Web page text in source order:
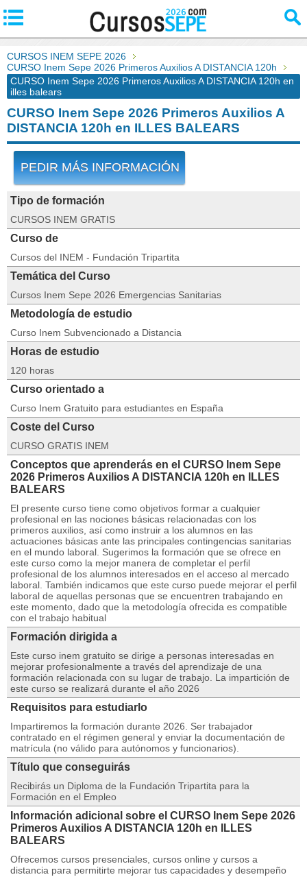
CURSOS INEM SEPE 2026
CURSO Inem Sepe 2026 Primeros Auxilios A DISTANCIA 120h
CURSO Inem Sepe 2026 Primeros Auxilios A DISTANCIA 120h en
illes balears
CURSO Inem Sepe 2026 Primeros Auxilios A
DISTANCIA 120h en ILLES BALEARS
PEDIR MÁS INFORMACIÓN
Tipo de formación
CURSOS INEM GRATIS
Curso de
Cursos del INEM - Fundación Tripartita
Temática del Curso
Cursos Inem Sepe 2026 Emergencias Sanitarias
Metodología de estudio
Curso Inem Subvencionado a Distancia
Horas de estudio
120 horas
Curso orientado a
Curso Inem Gratuito para estudiantes en España
Coste del Curso
CURSO GRATIS INEM
Conceptos que aprenderás en el CURSO Inem Sepe
2026 Primeros Auxilios A DISTANCIA 120h en ILLES
BALEARS
El presente curso tiene como objetivos formar a cualquier
profesional en las nociones básicas relacionadas con los
primeros auxilios, así como instruir a los alumnos en las
actuaciones básicas ante las principales contingencias sanitarias
en el mundo laboral. Sugerimos la formación que se ofrece en
este curso como la mejor manera de completar el perfil
profesional de los alumnos interesados en el acceso al mercado
laboral. También indicamos que este curso puede mejorar el perfil
laboral de aquellas personas que se encuentren trabajando en
este momento, dado que la metodología ofrecida es compatible
con el trabajo habitual
Formación dirigida a
Este curso inem gratuito se dirige a personas interesadas en
mejorar profesionalmente a través del aprendizaje de una
formación relacionada con su lugar de trabajo. La impartición de
este curso se realizará durante el año 2026
Requisitos para estudiarlo
Impartiremos la formación durante 2026. Ser trabajador
contratado en el régimen general y enviar la documentación de
matrícula (no válido para autónomos y funcionarios).
Título que conseguirás
Recibirás un Diploma de la Fundación Tripartita para la
Formación en el Empleo
Información adicional sobre el CURSO Inem Sepe 2026
Primeros Auxilios A DISTANCIA 120h en ILLES
BALEARS
Ofrecemos cursos presenciales, cursos online y cursos a
distancia para permitirte mejorar tus capacidades y desempeño